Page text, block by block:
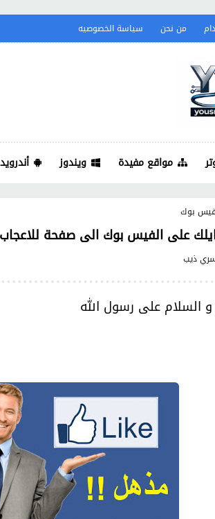
من نحن سياسة الخصوصيه
مواقع مفيدة ويندوز أندرويد
فيس بوك
على الفيس بوك الى صفحة
ذيب
السلام على رسول الله